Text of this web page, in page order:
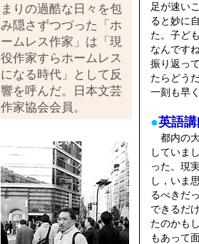
まりの過酷な日々を包
み隠さずつづった「ホ
ームレス作家」は「現
役作家すらホームレス
になる時代」として反
響を呼んだ。日本文芸
作家協会会員。
足が速い
ると妙に
た。子ど
なんです
振り返っ
たらどう
一刻も早
●英語
都内の
していま
った。現
し，いま
るべきだ
できるだ
たのかも
もあって